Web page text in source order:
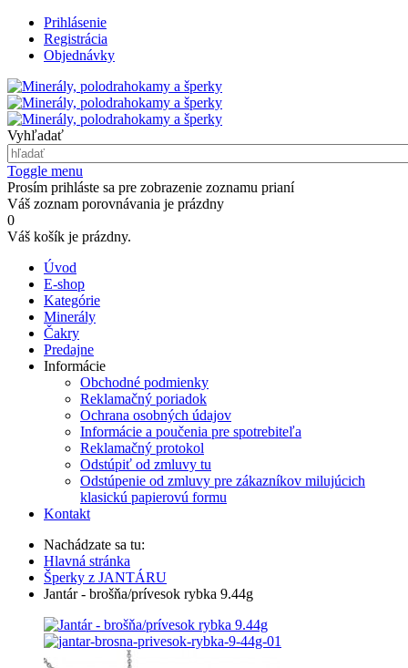
Prihlásenie
Registrácia
Objednávky
Vyhľadať
Toggle menu
Prosím prihláste sa pre zobrazenie zoznamu prianí
Váš zoznam porovnávania je prázdny
0
Váš košík je prázdny.
Úvod
E-shop
Kategórie
Minerály
Čakry
Predajne
Informácie
Obchodné podmienky
Reklamačný poriadok
Ochrana osobných údajov
Informácie a poučenia pre spotrebiteľa
Reklamačný protokol
Odstúpiť od zmluvy tu
Odstúpenie od zmluvy pre zákazníkov milujúcich
klasickú papierovú formu
Kontakt
Nachádzate sa tu:
Hlavná stránka
Šperky z JANTÁRU
Jantár - brošňa/prívesok rybka 9.44g